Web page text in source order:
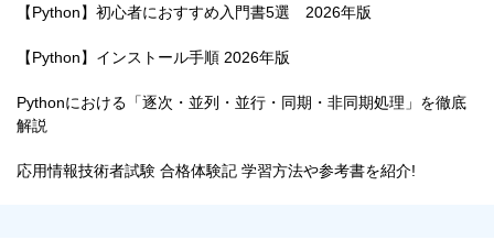
【Python】初心者におすすめ入門書5選 2026年版
【Python】インストール手順 2026年版
Pythonにおける「逐次・並列・並行・同期・非同期処理」を徹底
解説
応用情報技術者試験 合格体験記 学習方法や参考書を紹介!